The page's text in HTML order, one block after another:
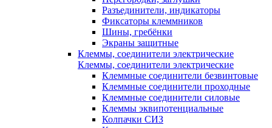
Разъединители, индикаторы
Фиксаторы клеммников
Шины, гребёнки
Экраны защитные
Клеммы, соединители электрические
Клеммы, соединители электрические
Клеммные соединители безвинтовые
Клеммные соединители проходные
Клеммные соединители силовые
Клеммы эквипотенциальные
Колпачки СИЗ